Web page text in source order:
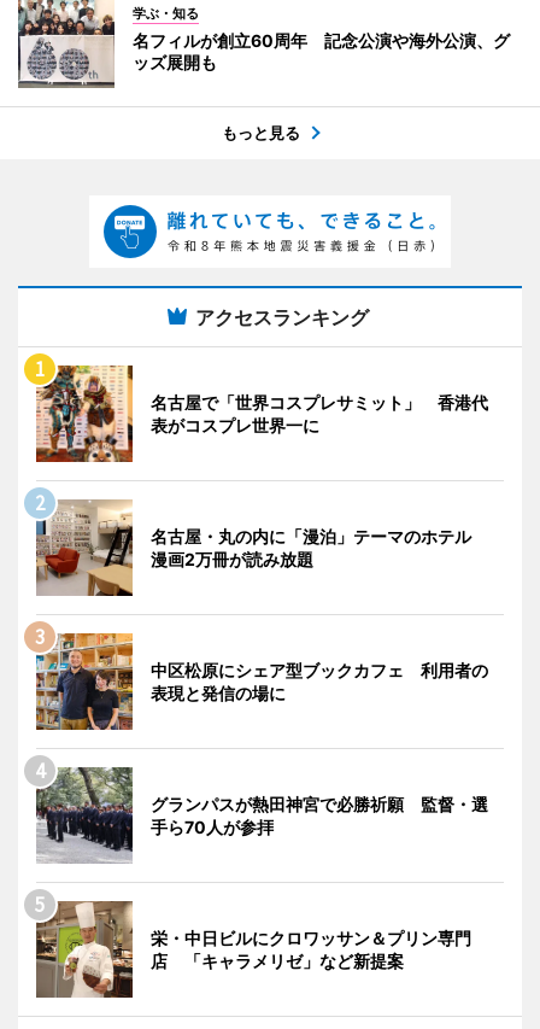
学ぶ・知る
名フィルが創立60周年 記念公演や海外公演、グ
ッズ展開も
もっと見る
アクセスランキング
名古屋で「世界コスプレサミット」 香港代
表がコスプレ世界一に
名古屋・丸の内に「漫泊」テーマのホテル
漫画2万冊が読み放題
中区松原にシェア型ブックカフェ 利用者の
表現と発信の場に
グランパスが熱田神宮で必勝祈願 監督・選
手ら70人が参拝
栄・中日ビルにクロワッサン＆プリン専門
店 「キャラメリゼ」など新提案